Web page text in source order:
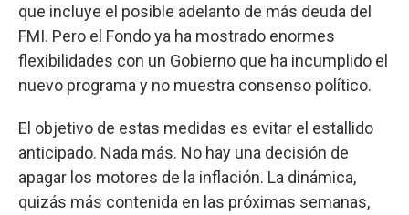
que incluye el posible adelanto de más deuda del
FMI. Pero el Fondo ya ha mostrado enormes
flexibilidades con un Gobierno que ha incumplido el
nuevo programa y no muestra consenso político.
El objetivo de estas medidas es evitar el estallido
anticipado. Nada más. No hay una decisión de
apagar los motores de la inflación. La dinámica,
quizás más contenida en las próximas semanas,